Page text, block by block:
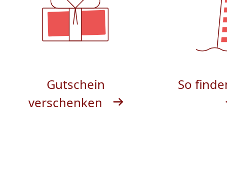
Gutschein
verschenken
So